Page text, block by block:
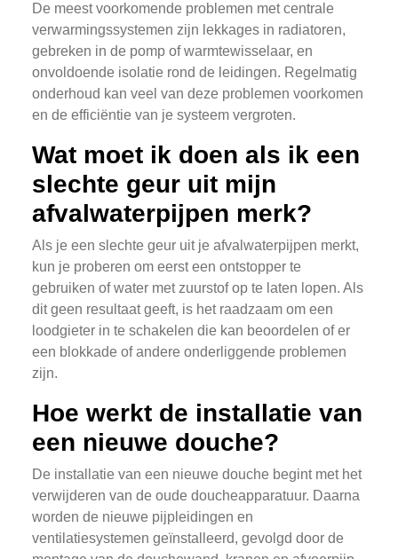
De meest voorkomende problemen met centrale
verwarmingssystemen zijn lekkages in radiatoren,
gebreken in de pomp of warmtewisselaar, en
onvoldoende isolatie rond de leidingen. Regelmatig
onderhoud kan veel van deze problemen voorkomen
en de efficiëntie van je systeem vergroten.
Wat moet ik doen als ik een
slechte geur uit mijn
afvalwaterpijpen merk?
Als je een slechte geur uit je afvalwaterpijpen merkt,
kun je proberen om eerst een ontstopper te
gebruiken of water met zuurstof op te laten lopen. Als
dit geen resultaat geeft, is het raadzaam om een
loodgieter in te schakelen die kan beoordelen of er
een blokkade of andere onderliggende problemen
zijn.
Hoe werkt de installatie van
een nieuwe douche?
De installatie van een nieuwe douche begint met het
verwijderen van de oude doucheapparatuur. Daarna
worden de nieuwe pijpleidingen en
ventilatiesystemen geïnstalleerd, gevolgd door de